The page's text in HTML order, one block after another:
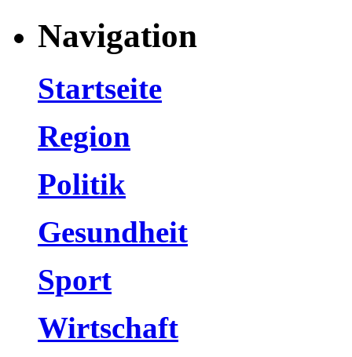
Navigation
Startseite
Region
Politik
Gesundheit
Sport
Wirtschaft